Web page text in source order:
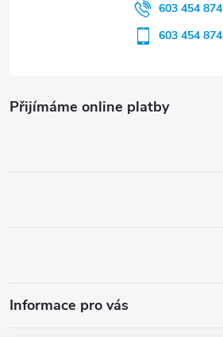
Přijímáme online platby
603 454 874
603 454 874
Informace pro vás